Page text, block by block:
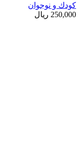
کودك و نوجوان
250,000 ریال